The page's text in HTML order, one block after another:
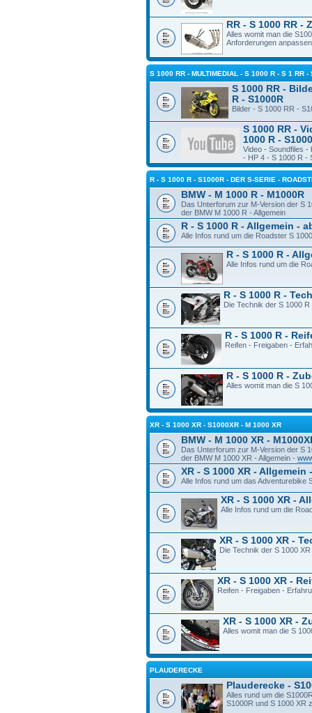
RR - S 1000 RR -
Alles womit man die
Anforderungen
S 1000 RR - MULTIMEDIAL - S 1000 R - S 1 RR -
S 1000 RR -
R - S1000R
Bilder - S 1000 RR -
S 1000 RR -
1000 R -
Video - Soundfiles -
- HP 4 - S 1000 R -
R - S 1000 R - S1000R - DER S-SERIE -
BMW - M 1000 R - M1000R
Das Unterforum zur M-Version der S
der BMW M 1000 R - Allgemein
R - S 1000 R - Allgemein -
Alle Infos rund um die Roadster S
R - S 1000 R -
Alle Infos rund um die
R - S 1000 R -
Die Technik der S 1000
R - S 1000 R -
Reifen - Freigaben -
R - S 1000 R -
Alles womit man die S
XR - S 1000 XR - S1000XR - M 1000 XR
BMW - M 1000 XR -
Das Unterforum zur M-Version der S
der BMW M 1000 XR - Allgemein -
XR - S 1000 XR -
Alle Infos rund um das Adventurebike
XR - S 1000 XR -
Alle Infos rund um die
XR - S 1000 XR -
Die Technik der S 1000
XR - S 1000 XR -
Reifen - Freigaben -
XR - S 1000 XR -
Alles womit man die S
PLAUDERECKE
Plauderecke -
Alles rund um die
S1000R und S 1000 XR